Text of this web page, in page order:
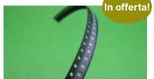
In offerta!